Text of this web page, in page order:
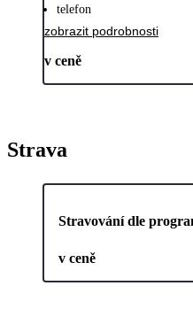
telefon
zobrazit podrobnosti
v ceně
Strava
Stravování dle
v ceně